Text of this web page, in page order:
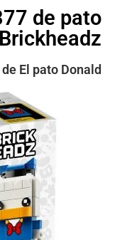
de pato
El pato Donald